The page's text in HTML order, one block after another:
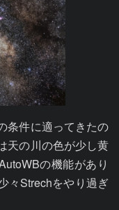
条件に適ってきたの
天の川の色が少し黄
の機能があり
々Strechをやり過ぎ